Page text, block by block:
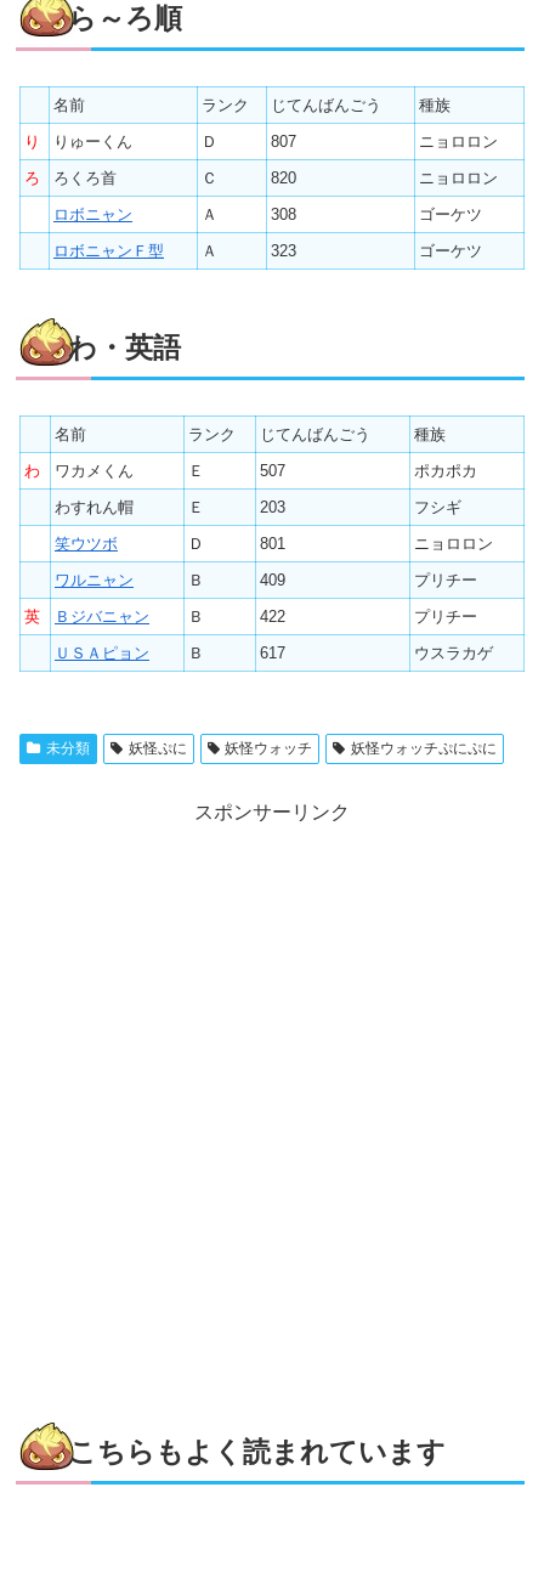
ら～ろ順
名前 ランク じてんばんごう
種族
り
りゅーくん Ｄ 807
ニョロロン
ろ
ろくろ首 Ｃ 820
ニョロロン
ロボニャン
Ａ 308
ゴーケツ
ロボニャンＦ型
Ａ 323 ゴーケツ
わ・英語
名前 ランク じてんばんごう
種族
わ
ワカメくん Ｅ 507
ポカポカ
わすれん帽
Ｅ 203
フシギ
笑ウツボ
Ｄ 801
ニョロロン
ワルニャン
Ｂ 409
プリチー
英
Ｂジバニャン Ｂ 422
プリチー
ＵＳＡピョン
Ｂ 617 ウスラカゲ
未分類 妖怪ぷに 妖怪ウォッチ 妖怪ウォッチぷにぷに
スポンサーリンク
こちらもよく読まれています